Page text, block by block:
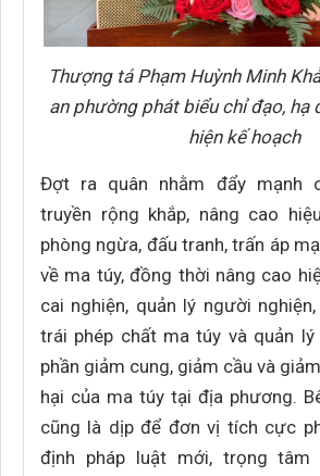
Thượng tá Phạm Huỳnh Minh
an phường phát biểu chỉ đạo, hạ
hiện kế hoạch
Đợt ra quân nhằm đẩy mạnh
truyền rộng khắp, nâng cao
phòng ngừa, đấu tranh, trấn áp
về ma túy, đồng thời nâng cao
cai nghiện, quản lý người
trái phép chất ma túy và quản
phần giảm cung, giảm cầu và
hại của ma túy tại địa phương.
cũng là dịp để đơn vị tích cực
định pháp luật mới, trọng tâm